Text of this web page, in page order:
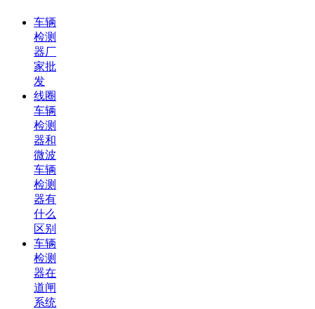
车辆
检测
器厂
家批
发
线圈
车辆
检测
器和
微波
车辆
检测
器有
什么
区别
车辆
检测
器在
道闸
系统